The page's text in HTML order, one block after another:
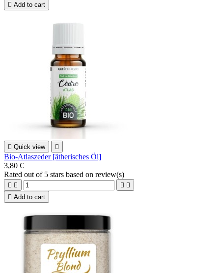
 Add to cart
 Quick view 
Bio-Atlaszeder [ätherisches Öl]
3,80 €
Rated out of 5 stars based on review(s)
   
 Add to cart